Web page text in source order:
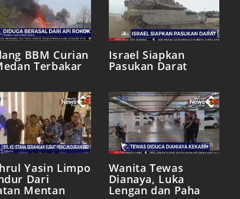
BBM Curian
Terbakar
Israel Siapkan
Pasukan Darat
Yasin Limpo
Dari
Mentan
Wanita Tewas
Dianaya, Luka
Lengan dan Paha